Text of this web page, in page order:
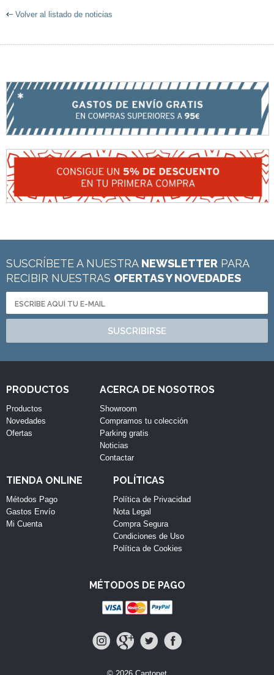
Volver al listado de noticias
SUSCRÍBETE A NUESTRA NEWSLETTER PARA
RECIBIR NUESTRAS OFERTAS Y NOVEDADES
SUSCRIBIRSE
PRODUCTOS
Productos
Novedades
Ofertas
ACERCA DE NOSOTROS
Showroom
Compramos tu colección
Parking gratis
Noticias
Contactar
TIENDA ONLINE
Métodos Pago
Gastos Envío
Mi Cuenta
POLÍTICAS
Política de Privacidad
Nota Legal
Compra Segura
Condiciones de Uso
Política de Cookies
MÉTODOS DE PAGO